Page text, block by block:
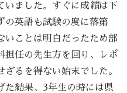
いました。すぐに成績は下
の英語も試験の度に落第
いことは明白だったため部
担任の先生方を回り、レポ
るを得ない始末でした。
た結果、3年生の時には県